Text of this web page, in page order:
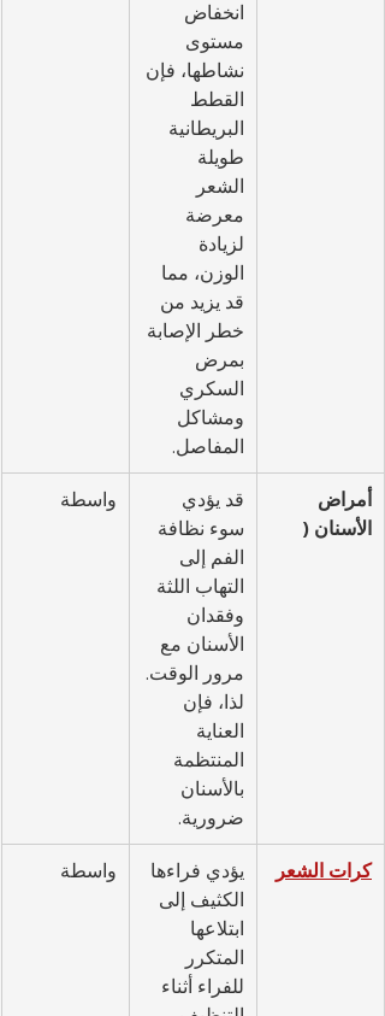
انخفاض
مستوى
نشاطها، فإن
القطط
البريطانية
طويلة
الشعر
معرضة
لزيادة
الوزن، مما
قد يزيد من
خطر الإصابة
بمرض
السكري
ومشاكل
المفاصل.
أمراض
الأسنان (
قد يؤدي
سوء نظافة
الفم إلى
التهاب اللثة
وفقدان
الأسنان مع
مرور الوقت.
لذا، فإن
العناية
المنتظمة
بالأسنان
ضرورية.
واسطة
كرات الشعر
يؤدي فراءها
الكثيف إلى
ابتلاعها
المتكرر
للفراء أثناء
واسطة